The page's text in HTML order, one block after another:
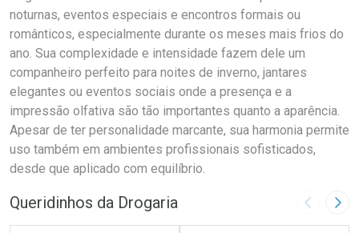
noturnas, eventos especiais e encontros formais ou
românticos, especialmente durante os meses mais frios do
ano. Sua complexidade e intensidade fazem dele um
companheiro perfeito para noites de inverno, jantares
elegantes ou eventos sociais onde a presença e a
impressão olfativa são tão importantes quanto a aparência.
Apesar de ter personalidade marcante, sua harmonia permite
uso também em ambientes profissionais sofisticados,
desde que aplicado com equilíbrio.
Queridinhos da Drogaria Imagem